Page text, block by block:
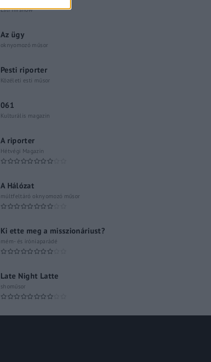
Esti hírshow
Az ügy
oknyomozó műsor
Pesti riporter
Közéleti esti műsor
061
Kulturális magazin
A riporter
Hétvégi Magazin
A Hálózat
múltfeltáró oknyomozó műsor
Ki ette meg a misszionáriust?
mém- és iróniaparádé
Late Night Latte
shoműsor